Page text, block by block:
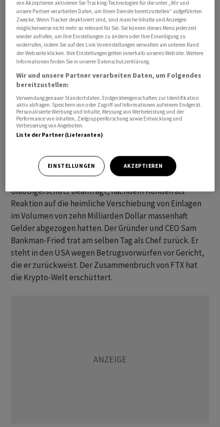
Zu den Hauptrisiken für die Finanzinstitute zählten
rechtliche Unsicherheiten sowie falsche oder
irreführende Mitteilungen von Unternehmen aus der
Reserve, der Einlagensicherungsfonds FDIC und die
Bankenaufsicht OCC am Dienstag gemeinsam mit. Die
Aufseher hätten Sicherheitsbedenken bei Banken mit
Geschäftsmodellen, die sich in hohem Maße auf den
Kryptosektor konzentrierten. Es sei wichtig, dass
könnten, nicht auf das Bankensystem übergriffen.
Die Kryptobörse FTX hatte am 11. November
Gläubigerschutz beantragt, nachdem Kunden als
Reaktion auf die heimliche Verschiebung von Einlagen
im Volumen von zehn Milliarden Dollar massenhaft
Gelder abgezogen hatten. Der Gründer und CEO Sam
Bankman-Fried trat am selben Tag als Chef zurück. Er
steht in den USA wegen Betrugsvorwürfen vor Gericht,
die er zurückweist. Der Zusammenbruch von FTX hat
die Krypto-Welt erschüttert.
von Akzeptieren aktivieren Sie Tracking-Technologien für die unter „Wir und
unsere Partner verarbeiten Daten, um Ihnen Dienste bereitzustellen“ aufgeführten
Zwecke. Wenn Tracker deaktiviert sind, sind manche Inhalte und Anzeigen
möglicherweise nicht mehr so relevant für Sie. Sie können dieses Menü jederzeit
wieder aufrufen, um Ihre Einstellungen zu ändern oder Ihre Einwilligung zu
widerrufen, indem Sie auf den Link Voreinstellungen verwalten am unteren Rand
der Webseite klicken. Ihre Einstellungen gelten innerhalb unseres Website. Weitere
Informationen finden Sie in unserer Datenschutzerklärung.
Wir und unsere Partner verarbeiten Daten, um Folgendes
bereitzustellen:
Verwendung genauer Standortdaten. Endgeräteeigenschaften zur Identifikation
aktiv abfragen. Speichern von oder Zugriff auf Informationen auf einem Endgerät.
Personalisierte Werbung und Inhalte, Messung von Werbeleistung und der
Performance von Inhalten, Zielgruppenforschung sowie Entwicklung und
Verbesserung von Angeboten.
Liste der Partner (Lieferanten)
EINSTELLUNGEN AKZEPTIEREN